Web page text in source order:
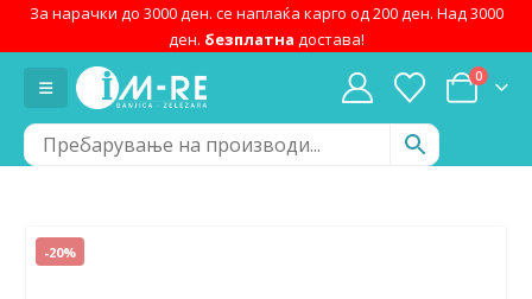
За нарачки до 3000 ден. се наплаќа карго од 200 ден. Над 3000
ден. безплатна достава!
0
-20%